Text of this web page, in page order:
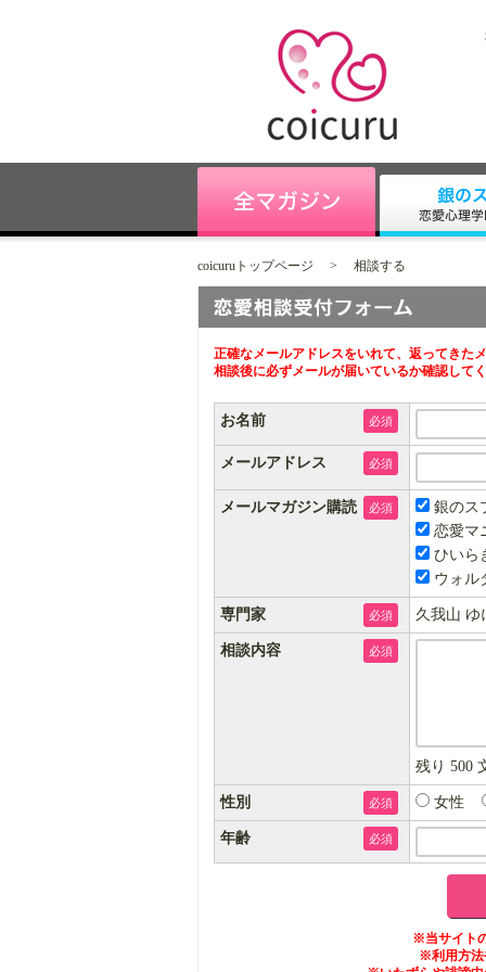
coicuruトップページ > 相談する
正確なメールアドレスをいれて、返ってきた
相談後に必ずメールが届いているか確認してく
お名前 必須
メールアドレス 必須
メールマガジン購読 必須
銀のス
恋愛マ
ひいら
ウォル
専門家 必須 久我山 ゆ
相談内容 必須
残り 500
性別 必須 女性
年齢 必須
※当サイト
※利用方法